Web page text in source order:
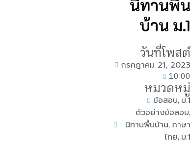
นิทานพื้น
บ้าน ม.1
วันที่โพสต์
กรกฎาคม 21, 2023
10:00
หมวดหมู่
ข้อสอบ, ม.1
ตัวอย่างข้อสอบ,
นิทานพื้นบ้าน, ภาษา
ไทย, ม.1